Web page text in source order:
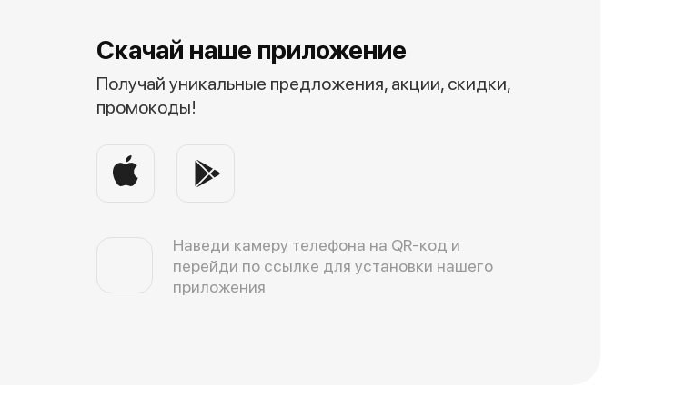
Скачай наше приложение
Получай уникальные предложения, акции, скидки,
промокоды!
Наведи камеру телефона на QR-код и
перейди по ссылке для установки нашего
приложения